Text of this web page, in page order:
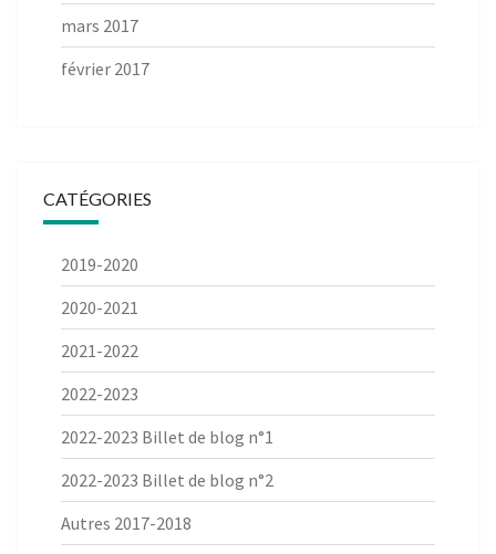
mars 2017
février 2017
CATÉGORIES
2019-2020
2020-2021
2021-2022
2022-2023
2022-2023 Billet de blog n°1
2022-2023 Billet de blog n°2
Autres 2017-2018